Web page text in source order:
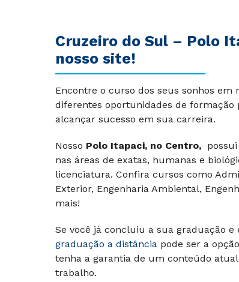
Cruzeiro do Sul – Polo
nosso site!
Encontre o curso dos seus sonhos em
diferentes oportunidades de
alcançar sucesso em sua carreira.
Nosso Polo Itapaci, no Centro,
nas áreas de exatas, humanas e
licenciatura. Confira cursos como
Exterior, Engenharia Ambiental,
mais!
Se você já concluiu a sua graduação
graduação a distância pode ser a
tenha a garantia de um conteúdo
trabalho.